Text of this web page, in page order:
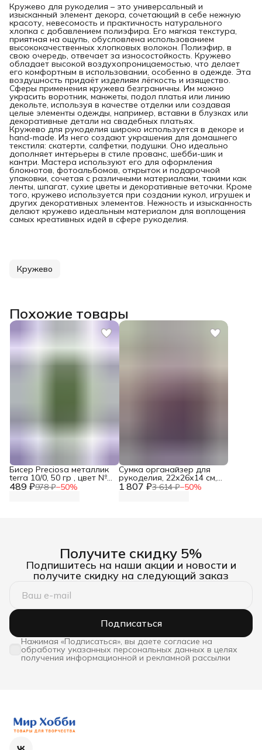
Кружево для рукоделия – это универсальный и
изысканный элемент декора, сочетающий в себе нежную
красоту, невесомость и практичность натурального
хлопка с добавлением полиэфира. Его мягкая текстура,
приятная на ощупь, обусловлена использованием
высококачественных хлопковых волокон. Полиэфир, в
свою очередь, отвечает за износостойкость. Кружево
обладает высокой воздухопроницаемостью, что делает
его комфортным в использовании, особенно в одежде. Эта
воздушность придаёт изделиям лёгкость и изящество.
Сферы применения кружева безграничны. Им можно
украсить воротник, манжеты, подол платья или линию
декольте, используя в качестве отделки или создавая
целые элементы одежды, например, вставки в блузках или
декоративные детали на свадебных платьях.
Кружево для рукоделия широко используется в декоре и
hand-made. Из него создают украшения для домашнего
текстиля: скатерти, салфетки, подушки. Оно идеально
дополняет интерьеры в стиле прованс, шебби-шик и
кантри. Мастера используют его для оформления
блокнотов, фотоальбомов, открыток и подарочной
упаковки, сочетая с различными материалами, такими как
ленты, шпагат, сухие цветы и декоративные веточки. Кроме
того, кружево используется при создании кукол, игрушек и
других декоративных элементов. Нежность и изысканность
делают кружево идеальным материалом для воплощения
самых креативных идей в сфере рукоделия.
Кружево
Похожие товары
489 ₽978 ₽−50%
Бисер Preciosa металлик
terra 10/0, 50 гр , цвет №
18556, бисер для 1 807 ₽3 614 ₽−50%
Сумка органайзер для
рукоделия, 22х26х14 см,
Hobby&Pro
Получите скидку 5%
Подпишитесь на наши акции и новости и
получите скидку на следующий заказ
Подписаться
Нажимая «Подписаться», вы даете согласие на
обработку указанных персональных данных в целях
получения информационной и рекламной рассылки